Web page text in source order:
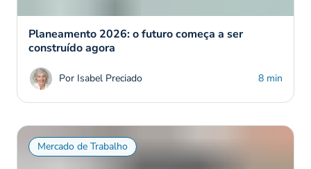
Planeamento 2026: o futuro começa a ser
construído agora
Por Isabel Preciado 8 min
Mercado de Trabalho